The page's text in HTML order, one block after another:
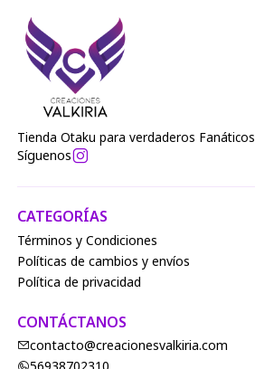
Tienda Otaku para verdaderos Fanáticos
Síguenos
CATEGORÍAS
Términos y Condiciones
Políticas de cambios y envíos
Política de privacidad
CONTÁCTANOS
contacto@creacionesvalkiria.com